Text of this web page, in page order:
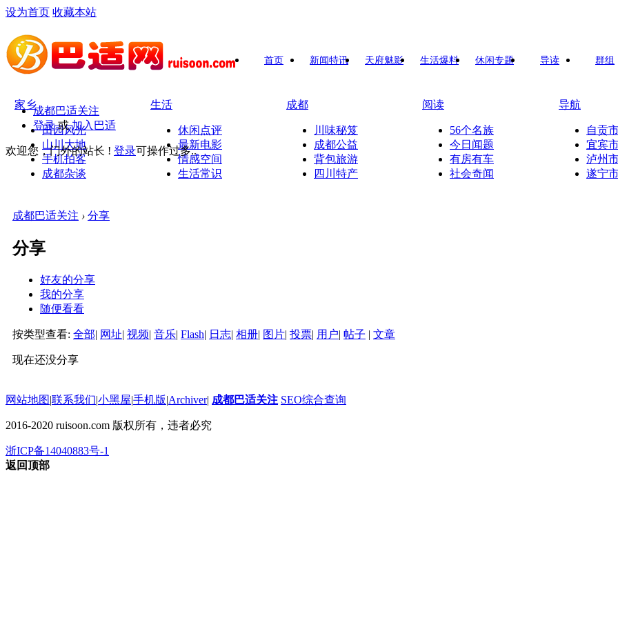
设为首页 收藏本站
成都巴适关注
登录 或 加入巴适
欢迎您，门外的站长 ! 登录可操作过多..
首页 新闻特讯 天府魅影 生活爆料 休闲专题 导读 群组
家乡
田园风光
山川大地
手机拍客
成都杂谈
生活
休闲点评
最新电影
情感空间
生活常识
成都
川味秘笈
成都公益
背包旅游
四川特产
阅读
56个名族
今日闻题
有房有车
社会奇闻
导航
自贡
宜宾
泸州
遂宁
成都巴适关注 › 分享
分享
好友的分享
我的分享
随便看看
按类型查看: 全部| 网址| 视频| 音乐| Flash| 日志| 相册| 图片| 投票| 用户| 帖子 | 文章
现在还没分享
网站地图|联系我们|小黑屋|手机版|Archiver| 成都巴适关注 SEO综合查询
2016-2020 ruisoon.com 版权所有，违者必究
浙ICP备14040883号-1
返回顶部